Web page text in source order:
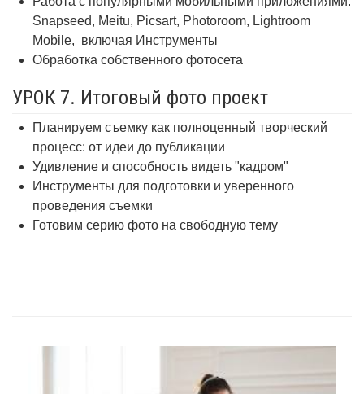
Snapseed, Meitu, Picsart, Photoroom, Lightroom
Mobile, включая Инструменты
Обработка собственного фотосета
УРОК 7. Итоговый фото проект
Планируем съемку как полноценный творческий
процесс: от идеи до публикации
Удивление и способность видеть "кадром"
Инструменты для подготовки и уверенного
проведения съемки
Готовим серию фото на свободную тему